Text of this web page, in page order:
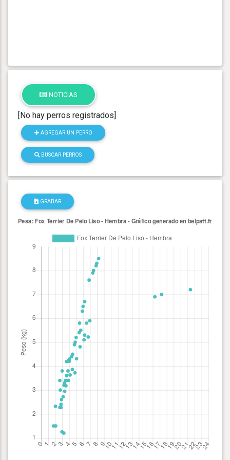
NOTICIAS
[No hay perros registrados]
AGREGAR UN PERRO
BUSCAR PERROS
GRABAR